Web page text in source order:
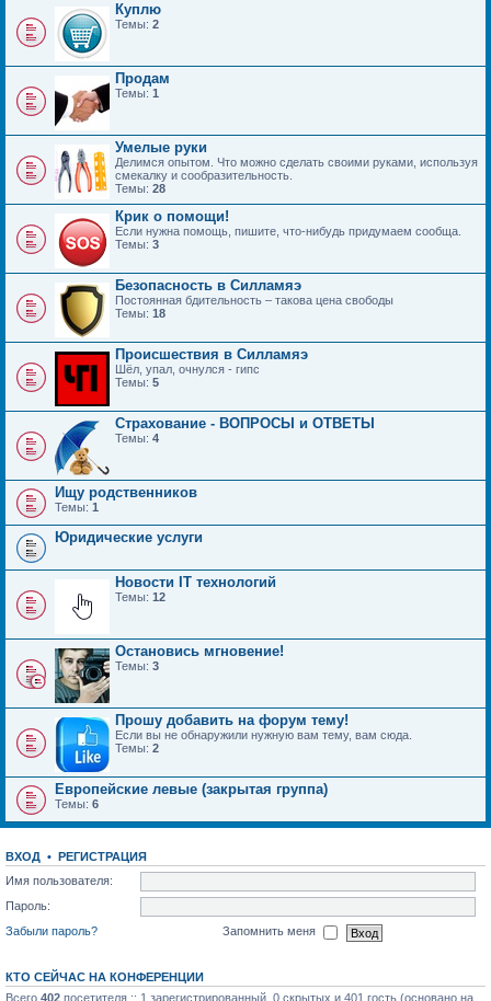
Куплю
Темы: 2
Продам
Темы: 1
Умелые руки
Делимся опытом. Что можно сделать своими руками, используя
смекалку и сообразительность.
Темы: 28
Крик о помощи!
Если нужна помощь, пишите, что-нибудь придумаем сообща.
Темы: 3
Безопасность в Силламяэ
Постоянная бдительность – такова цена свободы
Темы: 18
Происшествия в Силламяэ
Шёл, упал, очнулся - гипс
Темы: 5
Страхование - ВОПРОСЫ и ОТВЕТЫ
Темы: 4
Ищу родственников
Темы: 1
Юридические услуги
Новости IT технологий
Темы: 12
Остановись мгновение!
Темы: 3
Прошу добавить на форум тему!
Если вы не обнаружили нужную вам тему, вам сюда.
Темы: 2
Европейские левые (закрытая группа)
Темы: 6
ВХОД • РЕГИСТРАЦИЯ
Имя пользователя:
Пароль:
Забыли пароль?
Запомнить меня
КТО СЕЙЧАС НА КОНФЕРЕНЦИИ
Всего 402 посетителя :: 1 зарегистрированный, 0 скрытых и 401 гость (основано на